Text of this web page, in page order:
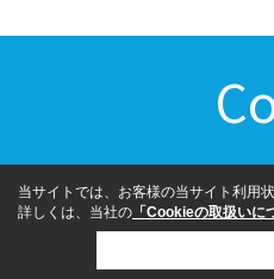
当サイトでは、お客様の当サイト利用
詳しくは、当社の 「Cookieの取扱いに